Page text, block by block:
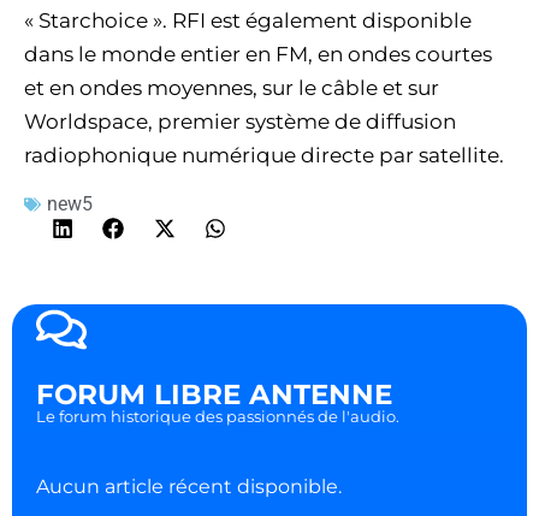
« Starchoice ». RFI est également disponible
dans le monde entier en FM, en ondes courtes
et en ondes moyennes, sur le câble et sur
Worldspace, premier système de diffusion
radiophonique numérique directe par satellite.
new5
FORUM LIBRE ANTENNE
Le forum historique des passionnés de l'audio.
Aucun article récent disponible.